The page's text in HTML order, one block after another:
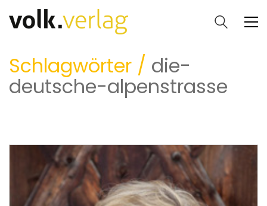
Schlagwörter / die-
deutsche-alpenstrasse